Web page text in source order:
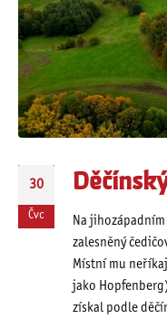
30
Čvc
Na
zalesněný
Místní mu
jako
získal podle